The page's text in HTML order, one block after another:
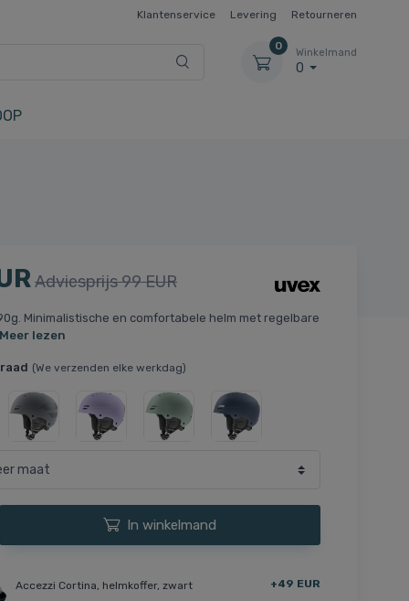
Klantenservice Levering Retourneren
0
Winkelmand
0
Adviesprijs 99 EUR
Minimalistische en comfortabele helm met regelbare
Meer lezen
(We verzenden elke werkdag)
In winkelmand
Accezzi Cortina, helmkoffer, zwart +49 EUR